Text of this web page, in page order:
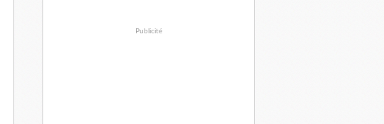
Publicité